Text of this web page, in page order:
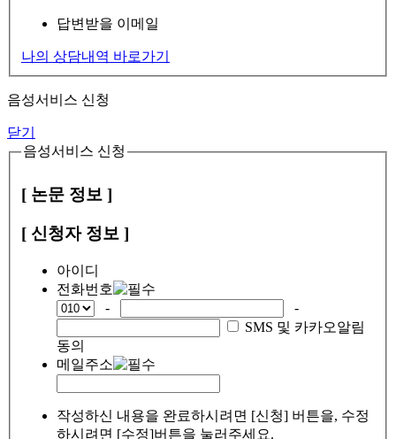
답변받을 이메일
나의 상담내역 바로가기
음성서비스 신청
닫기
음성서비스 신청
[ 논문 정보 ]
[ 신청자 정보 ]
아이디
전화번호
-
-
SMS 및 카카오알림
동의
메일주소
작성하신 내용을 완료하시려면 [신청] 버튼을, 수정
하시려면 [수정]버튼을 눌러주세요.